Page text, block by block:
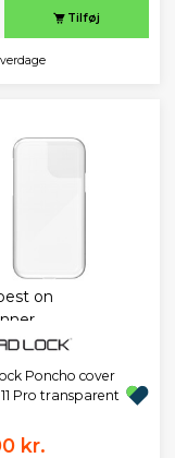
Tilføj
Poncho cover
Pro transparent
kr.